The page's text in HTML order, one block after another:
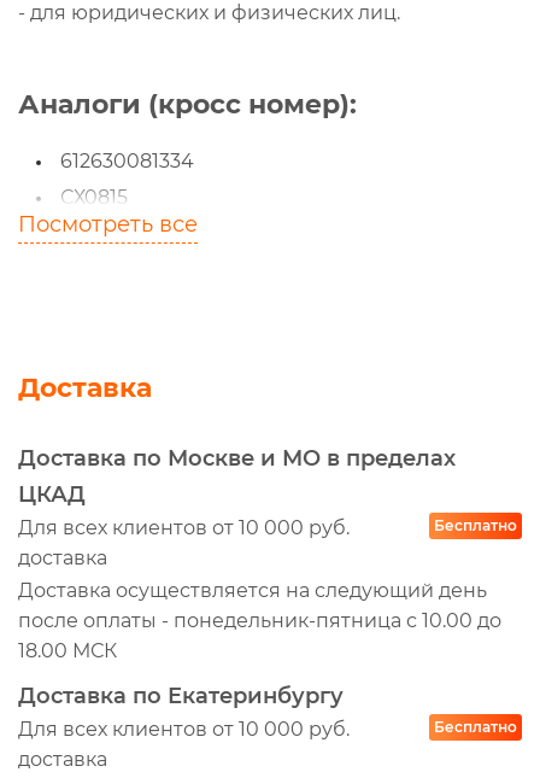
- для юридических и физических лиц.
Аналоги (кросс номер):
612630081334
СХ0815
W010514190
TTF3036
FCP2436
MF550881
11015018
FFZ1058OZ
ФТ0521117010
MMF035267
SFF5486
G140420094
Посмотреть все
Доставка
Доставка по Москве и МО в пределах
ЦКАД
Для всех клиентов от 10 000 руб.
доставка
Бесплатно
Доставка осуществляется на следующий день
после оплаты - понедельник-пятница с 10.00 до
18.00 МСК
Доставка по Екатеринбургу
Для всех клиентов от 10 000 руб.
доставка
Бесплатно